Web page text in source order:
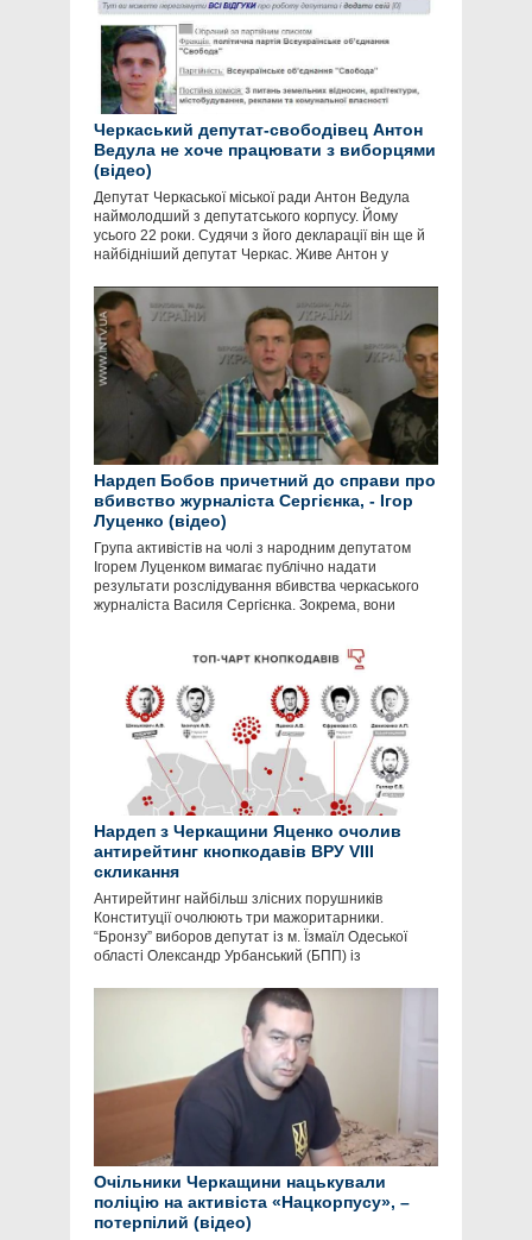
Черкаський депутат-свободівец Антон
Ведула не хоче працювати з виборцями
(відео)
Депутат Черкаської міської ради Антон Ведула
наймолодший з депутатського корпусу. Йому
усього 22 роки. Судячи з його декларації він ще й
найбідніший депутат Черкас. Живе Антон у
Нардеп Бобов причетний до справи про
вбивство журналіста Сергієнка, - Ігор
Луценко (відео)
Група активістів на чолі з народним депутатом
Ігорем Луценком вимагає публічно надати
результати розслідування вбивства черкаського
журналіста Василя Сергієнка. Зокрема, вони
Нардеп з Черкащини Яценко очолив
антирейтинг кнопкодавів ВРУ VIII
скликання
Антирейтинг найбільш злісних порушників
Конституції очолюють три мажоритарники.
“Бронзу” виборов депутат із м. Їзмаїл Одеської
області Олександр Урбанський (БПП) із
Очільники Черкащини нацькували
поліцію на активіста «Нацкорпусу», –
потерпілий (відео)